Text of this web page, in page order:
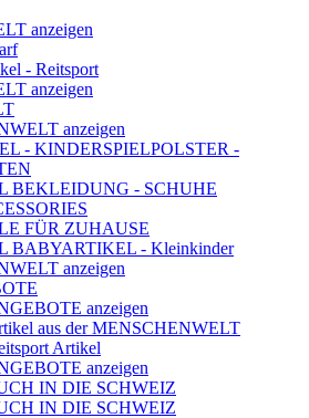
anzeigen
- Reitsport
anzeigen
anzeigen
- KINDERSPIELPOLSTER -
BEKLEIDUNG - SCHUHE
FÜR ZUHAUSE
BABYARTIKEL - Kleinkinder
anzeigen
anzeigen
aus der MENSCHENWELT
Artikel
anzeigen
IN DIE SCHWEIZ
IN DIE SCHWEIZ